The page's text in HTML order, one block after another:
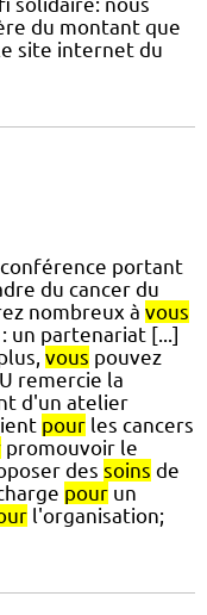
du montant que
site internet du
portant
du cancer du
nombreux à vous
un partenariat [...]
vous pouvez
remercie la
d'un atelier
pour les cancers
promouvoir le
des soins de
pour un
l'organisation;